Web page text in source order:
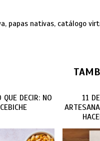
papas nativas, catálogo
QUE DECIR: NO
11